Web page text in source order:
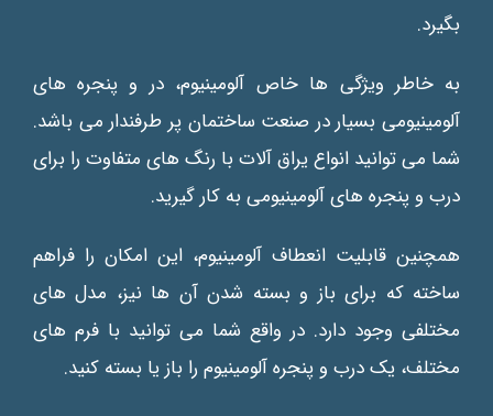
بگیرد.
به خاطر ویژگی ها خاص آلومینیوم، در و پنجره های
آلومینیومی بسیار در صنعت ساختمان پر طرفندار می باشد.
شما می توانید انواع یراق آلات با رنگ های متفاوت را برای
درب و پنجره های آلومینیومی به کار گیرید.
همچنین قابلیت انعطاف آلومینیوم، این امکان را فراهم
ساخته که برای باز و بسته شدن آن ها نیز، مدل های
مختلفی وجود دارد. در واقع شما می توانید با فرم های
مختلف، یک درب و پنجره آلومینیوم را باز یا بسته کنید.